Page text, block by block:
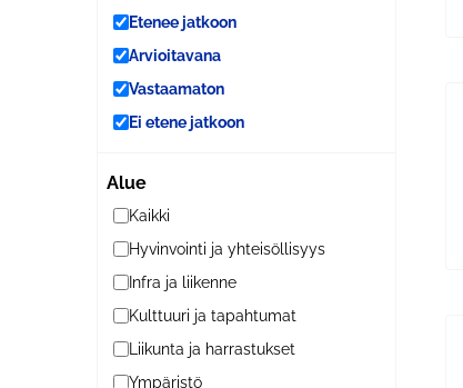
Etenee jatkoon
Arvioitavana
Vastaamaton
Ei etene jatkoon
Alue
Kaikki
Hyvinvointi ja yhteisöllisyys
Infra ja liikenne
Kulttuuri ja tapahtumat
Liikunta ja harrastukset
Ympäristö